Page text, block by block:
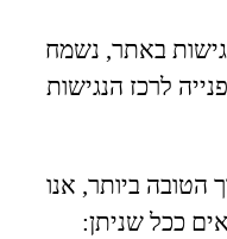
באתר, נשמח
לרכז הנגישות
הטובה ביותר, אנו
ככל שניתן: